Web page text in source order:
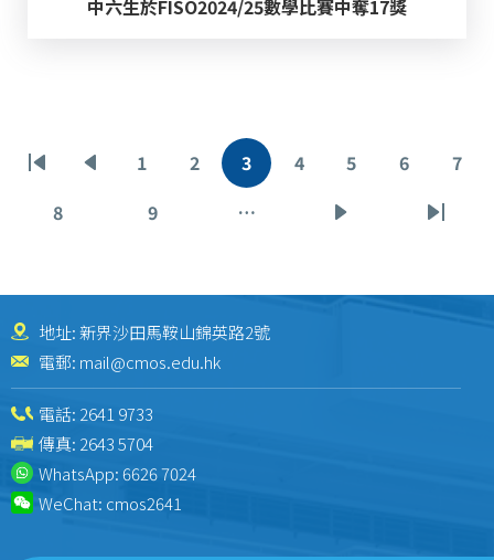
中六生於FISO2024/25數學比賽中奪17獎
Pagination
First
page
Previous
頁
面
1
頁
2
目
前
3
頁
4
頁
5
頁
6
頁
7
頁
8
頁
9 …
Last
地址: 新界沙田馬鞍山錦英路2號
電郵: mail@cmos.edu.hk
電話: 2641 9733
傳真: 2643 5704
WhatsApp:6626 7024
WeChat: cmos2641